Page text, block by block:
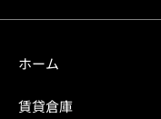
ホーム
賃貸倉庫